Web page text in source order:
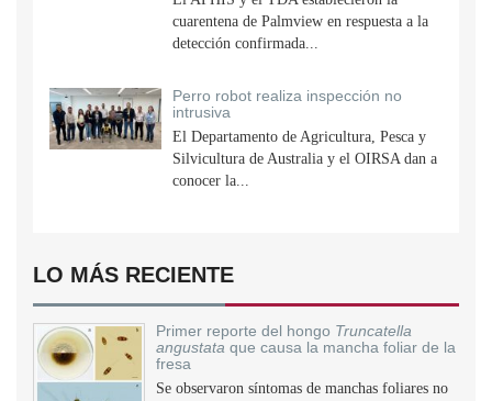
cuarentena de Palmview en respuesta a la
detección confirmada...
Perro robot realiza inspección no
intrusiva
El Departamento de Agricultura, Pesca y
Silvicultura de Australia y el OIRSA dan a
conocer la...
LO MÁS RECIENTE
Primer reporte del hongo Truncatella
angustata que causa la mancha foliar de la
fresa
Se observaron síntomas de manchas foliares no